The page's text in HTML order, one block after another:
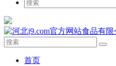
首页